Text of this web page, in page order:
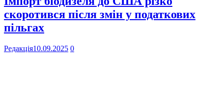
скоротився після змін у податкових
пільгах
Редакція10.09.2025 0